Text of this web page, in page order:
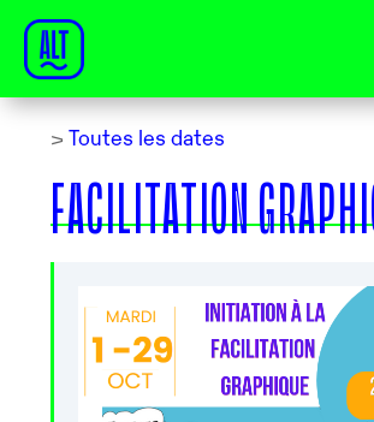
> Toutes les dates
FACILITATION